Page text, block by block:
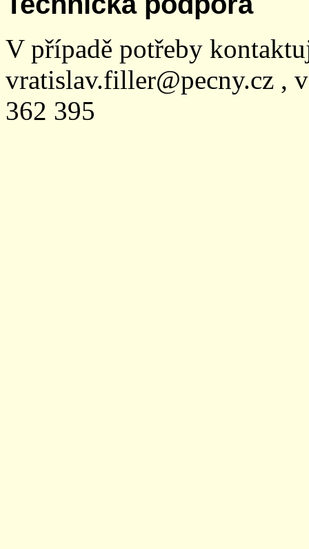
V případě potřeby
vratislav.filler@pecny.cz ,
362 395